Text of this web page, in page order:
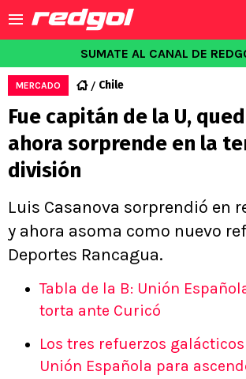
SUMATE AL CANAL DE
MERCADO Chile
Fue capitán de la U,
ahora sorprende en la
división
Luis Casanova sorprendió en
y ahora asoma como nuevo
Deportes Rancagua.
Tabla de la B: Unión
torta ante Curicó
Los tres refuerzos
Unión Española para